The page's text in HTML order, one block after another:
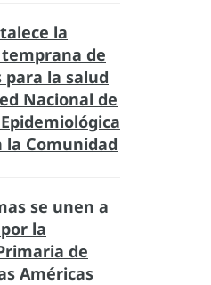
la
de
para la salud
Nacional de
la Comunidad
se unen a
la
de
Américas